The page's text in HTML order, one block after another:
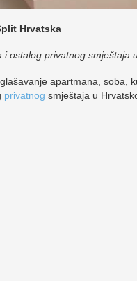
Hrvatska
ostalog privatnog smještaja
apartmana, soba,
privatnog smještaja u